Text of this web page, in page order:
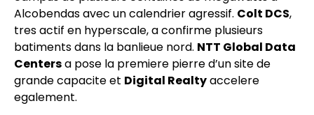
Alcobendas avec un calendrier agressif. Colt DCS,
tres actif en hyperscale, a confirme plusieurs
batiments dans la banlieue nord. NTT Global Data
Centersa pose la premiere pierre d’un site de
grande capacite et Digital Realtyaccelere
egalement.